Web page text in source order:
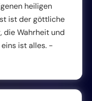
heiligen
ist der göttliche
die Wahrheit und
ist alles. -